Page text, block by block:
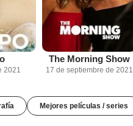
2021
The Morning Show
17 de septiembre de 2021
Mejores películas / series